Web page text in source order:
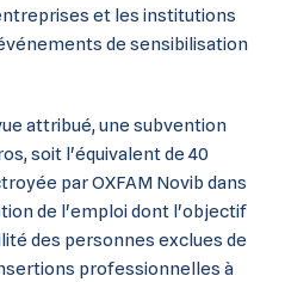
et les institutions
de sensibilisation
attribué, une subvention
soit l'équivalent de 40
par OXFAM Novib dans
de l'emploi dont l'objectif
des personnes exclues de
professionnelles à